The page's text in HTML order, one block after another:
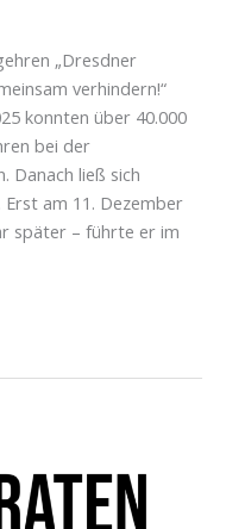
„Dresdner
verhindern!“
konnten über 40.000
bei der
Danach ließ sich
am 11. Dezember
später – führte er im